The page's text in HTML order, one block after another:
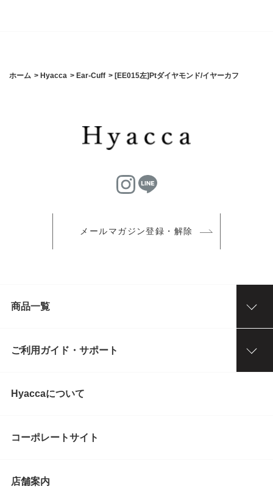
ホーム > Hyacca > Ear-Cuff > [EE015左]Ptダイヤモンド/イヤーカフ
メールマガジン登録・解除
商品一覧
ご利用ガイド・サポート
Hyaccaについて
コーポレートサイト
店舗案内